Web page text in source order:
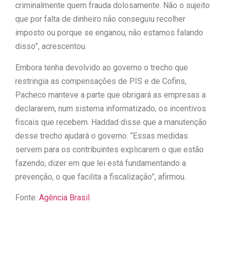
criminalmente quem frauda dolosamente. Não o sujeito
que por falta de dinheiro não conseguiu recolher
imposto ou porque se enganou, não estamos falando
disso”, acrescentou.
Embora tenha devolvido ao governo o trecho que
restringia as compensações de PIS e de Cofins,
Pacheco manteve a parte que obrigará as empresas a
declararem, num sistema informatizado, os incentivos
fiscais que recebem. Haddad disse que a manutenção
desse trecho ajudará o governo. “Essas medidas
servem para os contribuintes explicarem o que estão
fazendo, dizer em que lei está fundamentando a
prevenção, o que facilita a fiscalização”, afirmou.
Fonte: Agência Brasil